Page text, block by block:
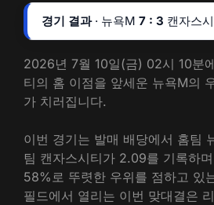
경기 결과· 뉴욕M 7 : 3 캔자스
2026년 7월 10일(금) 02시 10분
티의 홈 이점을 앞세운 뉴욕M의
가 치러집니다.
이번 경기는 발매 배당에서 홈팀
팀 캔자스시티가 2.09를 기록하
58%로 뚜렷한 우위를 점하고 있
필드에서 열리는 이번 맞대결은